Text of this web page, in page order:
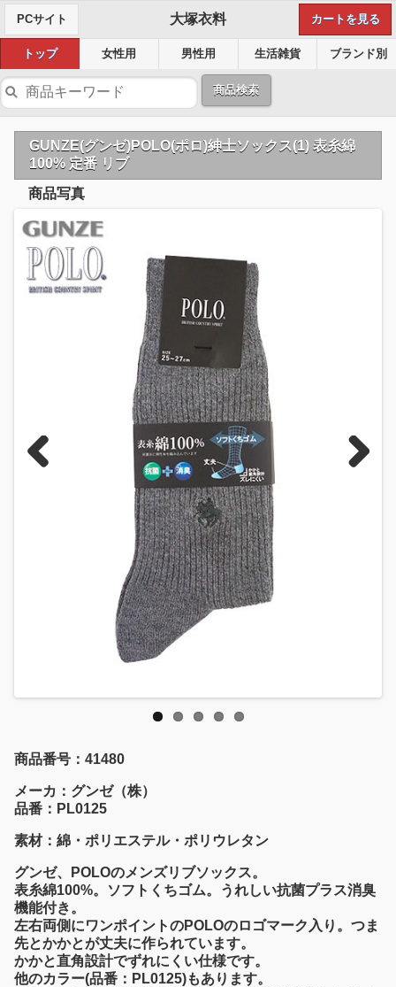
PCサイト 大塚衣料 カートを見る
トップ 女性用 男性用 生活雑貨 ブランド別
商品検索
GUNZE(グンゼ)POLO(ポロ)紳士ソックス(1) 表糸綿
100% 定番 リブ
商品写真
商品番号：41480
メーカ：グンゼ（株）
品番：PL0125
素材：綿・ポリエステル・ポリウレタン
グンゼ、POLOのメンズリブソックス。
表糸綿100%。ソフトくちゴム。うれしい抗菌プラス消臭
機能付き。
左右両側にワンポイントのPOLOのロゴマーク入り。つま
先とかかとが丈夫に作られています。
かかと直角設計でずれにくい仕様です。
他のカラー(品番：PL0125)もあります。